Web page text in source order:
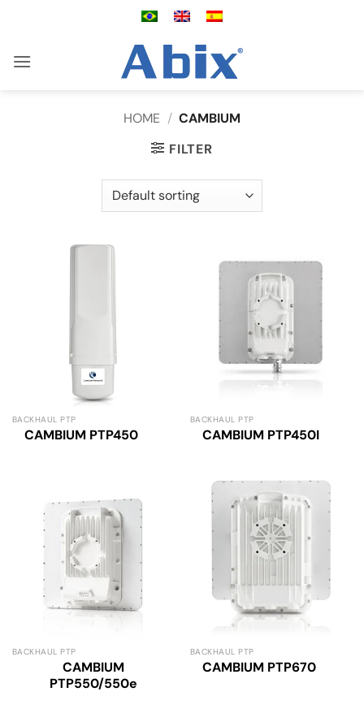
HOME / CAMBIUM
FILTER
BACKHAUL PTP
CAMBIUM PTP450
BACKHAUL PTP
CAMBIUM PTP450I
BACKHAUL PTP
CAMBIUM
PTP550/550e
BACKHAUL PTP
CAMBIUM PTP670